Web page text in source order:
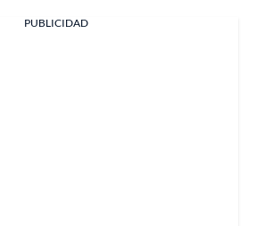
PUBLICIDAD